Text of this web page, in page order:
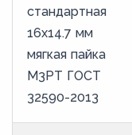
стандартная
16х14.7 мм
мягкая пайка
М3РТ ГОСТ
32590-2013